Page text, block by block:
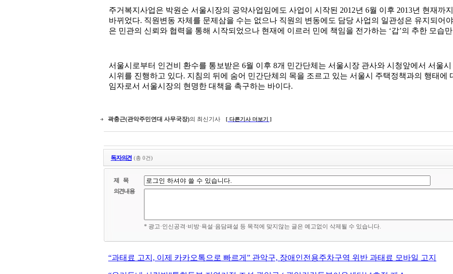
주거복지사업은 박원순 서울시장의 공약사업임에도 사업이 시작된 2012년 6월 이후 2013년 현재까
바뀌었다. 직원변동 자체를 문제삼을 수는 없으나 직원의 변동에도 담당 사업의 일관성은 유지되어
은 민관의 신뢰와 협력을 통해 시작되었으나 현재에 이르러 민에 책임을 전가하는 ‘갑’의 추한 모습
서울시로부터 인건비 환수를 통보받은 6월 이후 8개 민간단체는 서울시장 관사와 시청앞에서 서울
시위를 진행하고 있다. 지침의 뒤에 숨어 민간단체의 목을 조르고 있는 서울시 주택정책과의 행태에
임자로서 서울시장의 현명한 대책을 촉구하는 바이다.
곽충근(관악주민연대 사무국장)의 최신기사 [ 다른기사 더보기 ]
독자의견 (총 0건)
제 목
의견내용
* 광고·인신공격·비방·욕설·음담패설 등 목적에 맞지않는 글은 예고없이 삭제될 수 있습니다.
“과태료 고지, 이제 카카오톡으로 빠르게” 관악구, 장애인전용주차구역 위반 과태료 모바일 고지